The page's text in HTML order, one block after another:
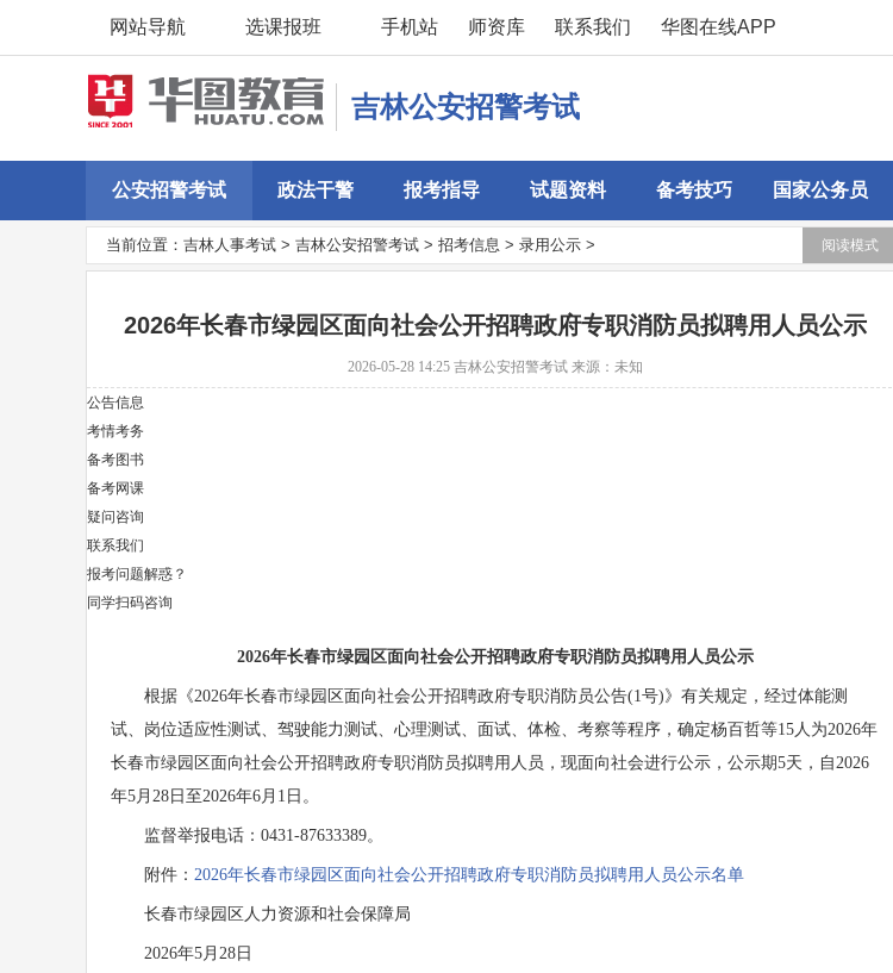
网站导航 选课报班 手机站 师资库 联系我们 华图在线APP
吉林公安招警考试
公安招警考试 政法干警 报考指导 试题资料 备考技巧 国家公务员
当前位置： 吉林人事考试 > 吉林公安招警考试 > 招考信息 > 录用公示 > 阅读模式
2026年长春市绿园区面向社会公开招聘政府专职消防员拟聘用人员公示
2026-05-28 14:25 吉林公安招警考试 来源：未知
公告信息
考情考务
备考图书
备考网课
疑问咨询
联系我们
报考问题解惑？
同学扫码咨询
2026年长春市绿园区面向社会公开招聘政府专职消防员拟聘用人员公示
根据《2026年长春市绿园区面向社会公开招聘政府专职消防员公告(1号)》有关规定，经过体能测
试、岗位适应性测试、驾驶能力测试、心理测试、面试、体检、考察等程序，确定杨百哲等15人为2026年
长春市绿园区面向社会公开招聘政府专职消防员拟聘用人员，现面向社会进行公示，公示期5天，自2026
年5月28日至2026年6月1日。
监督举报电话：0431-87633389。
附件： 2026年长春市绿园区面向社会公开招聘政府专职消防员拟聘用人员公示名单
长春市绿园区人力资源和社会保障局
2026年5月28日